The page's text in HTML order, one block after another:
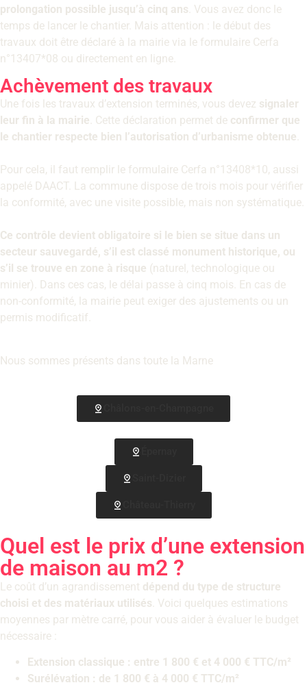
prolongation possible jusqu’à cinq ans . Vous avez donc le
temps de lancer le chantier. Mais attention : le début des
travaux doit être déclaré à la mairie via le formulaire Cerfa
n°13407*08 ou directement en ligne.
Achèvement des travaux
Une fois les travaux d’extension terminés, vous devez signaler
leur fin à la mairie . Cette déclaration permet de confirmer que
le chantier respecte bien l’autorisation d’urbanisme obtenue
Pour cela, il faut remplir le formulaire Cerfa n°13408*10, aussi
appelé DAACT. La commune dispose de trois mois pour vérifier
la conformité, avec une visite possible, mais non systématique.
Ce contrôle devient obligatoire si le bien se situe dans un
secteur sauvegardé, s’il est classé monument historique, ou
s’il se trouve en zone à risque (naturel, technologique ou
minier). Dans ces cas, le délai passe à cinq mois. En cas de
non-conformité, la mairie peut exiger des ajustements ou un
permis modificatif.
Nous sommes présents dans toute la Marne
Quel est le prix d’une extension
de maison au m2 ?
Le coût d’un agrandissement dépend du type de structure
choisi et des matériaux utilisés . Voici quelques estimations
moyennes par mètre carré, pour vous aider à évaluer le budget
nécessaire :
Extension classique : entre 1 800 € et 4 000 € TTC/m²
Surélévation : de 1 800 € à 4 000 € TTC/m²